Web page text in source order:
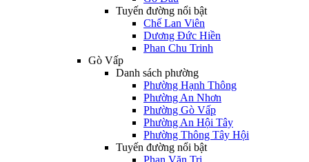
Tuyến đường nổi bật
Chế Lan Viên
Dương Đức Hiền
Phan Chu Trinh
Gò Vấp
Danh sách phường
Phường Hạnh Thông
Phường An Nhơn
Phường Gò Vấp
Phường An Hội Tây
Phường Thông Tây Hội
Tuyến đường nổi bật
Phan Văn Trị